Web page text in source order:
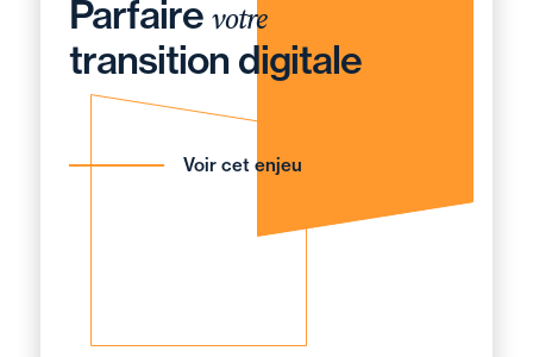
Parfaire votre
transition digitale
Voir cet enjeu